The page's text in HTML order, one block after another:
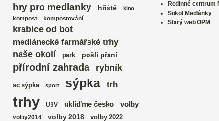
hry pro medlanky hřiště kino
kompost kompostování
krabice od bot
medlánecké farmářské trhy
naše okolí
park pošli přání
přírodní zahrada rybník
sc sýpka sport sýpka trh
trhy U3V ukliďme česko volby
volby2014 volby 2018 volby 2022
Rodinné centrum
Sokol Medlánky
Starý web OPM